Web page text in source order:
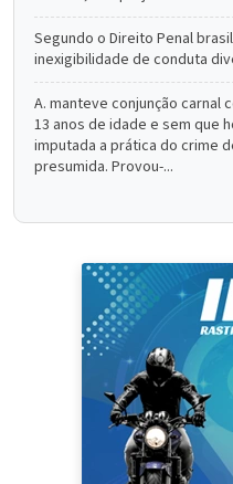
Segundo o Direito Penal
inexigibilidade de conduta
A. manteve conjunção carnal
13 anos de idade e sem que
imputada a prática do crime
presumida. Provou-...